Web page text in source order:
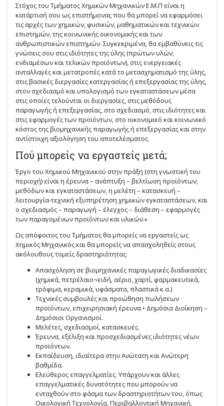
Στόχος του Τμήματος Χημικών Μηχανικών Ε.Μ.Π είναι η
κατάρτισή σου ως επιστήμονας που θα μπορεί να εφαρμόσει
τις αρχές των χημικών, φυσικών, μαθηματικών και τεχνικών
επιστημών, της κοινωνικής οικονομικής και των
ανθρωπιστικών επιστημών. Συγκεκριμένα, θα εμβαθύνεις τις
γνώσεις σου στις ιδιότητες της ύλης (πρώτων υλών,
ενδιαμέσων και τελικών προϊόντων), στις ενεργειακές
ανταλλαγές και μετατροπές κατά το μετασχηματισμό της ύλης,
στις βασικές διεργασίες κατεργασίας ή επεξεργασίας της ύλης,
στον σχεδιασμό και υπολογισμό των εγκαταστάσεων μέσα
στις οποίες τελούνται οι διεργασίες, στις μεθόδους
παραγωγής ή επεξεργασίας, στο σχεδιασμό, στις ιδιότητες και
στις εφαρμογές των προϊόντων, στο οικονομικό και κοινωνικό
κόστος της βιομηχανικής παραγωγής ή επεξεργασίας και στην
αντίστοιχη αξιολόγηση του αποτελέσματος.
Πού μπορείς να εργαστείς μετά;
Έργο του Χημικού Μηχανικού στην πράξη (στη γνωστική του
περιοχή) είναι η έρευνα – ανάπτυξη – βελτίωση προϊόντων,
μεθόδων και εγκαταστάσεων, η μελέτη – κατασκευή –
λειτουργία-τεχνική εξυπηρέτηση χημικών εγκαταστάσεων, και
ο σχεδιασμός – παραγωγή – έλεγχος – διάθεση – εφαρμογές
των παραγομένων προϊόντων και υλικών.»
Ως απόφοιτος του Τμήματος θα μπορείς να εργαστείς ως
Χημικός Μηχανικός και θα μπορείς να απασχοληθείς στους
ακόλουθους τομείς δραστηριότητας:
Απασχόληση σε βιομηχανικές παραγωγικές διαδικασίες
(χημικά, πετρέλαιο¬ειδή, αέριο, χαρτί, φαρμακευτικά,
τρόφιμα, κεραμικά, υφάσματα, πλαστικά κ.α.)
Τεχνικές συμβουλές και προώθηση πωλήσεων
προϊόντων, επιχειρησιακή έρευνα • Δημόσια Διοίκηση –
Δημόσιοι Οργανισμοί.
Μελέτες, σχεδιασμοί, κατασκευές.
Έρευνα, εξέλιξη και προσχεδιασμένες ιδιότητες νέων
προϊόντων.
Εκπαίδευση, ιδιαίτερα στην Ανώτατη και Ανώτερη
βαθμίδα.
Ελεύθερος επαγγελματίες. Υπάρχουν και άλλες
επαγγελματικές δυνατότητες που μπορούν να
ενταχθούν στο φάσμα των δραστηριοτήτων του, όπως
Οικολογική Τεχνολογία, Περιβαλλοντική Μηχανική,